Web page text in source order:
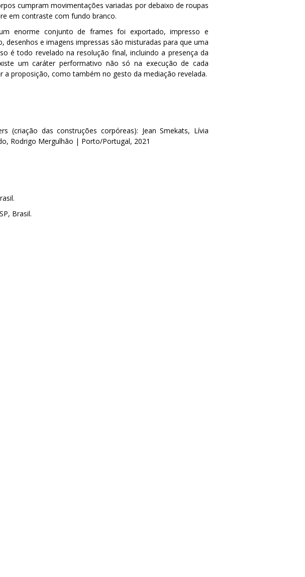
cumpram movimentações variadas por debaixo de roupas
em contraste com fundo branco.
enorme conjunto de frames foi exportado, impresso e
desenhos e imagens impressas são misturadas para que uma
é todo revelado na resolução final, incluindo a presença da
um caráter performativo não só na execução de cada
a proposição, como também no gesto da mediação revelada.
(criação das construções corpóreas): Jean Smekats, Lívia
Rodrigo Mergulhão | Porto/Portugal, 2021
Brasil.